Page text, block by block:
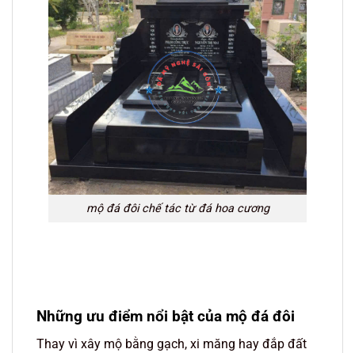
mộ đá đôi chế tác từ đá hoa cương
Những ưu điểm nổi bật của mộ đá đôi
Thay vì xây mộ bằng gạch, xi măng hay đắp đất